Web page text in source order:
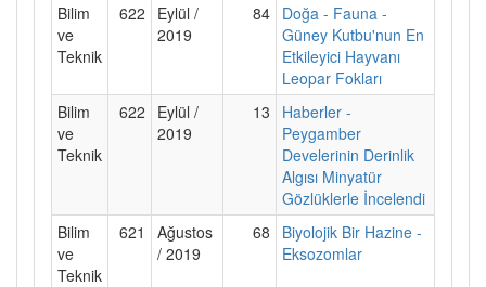
Bilim
ve
Teknik
622
Eylül /
2019
84 Doğa - Fauna -
Güney Kutbu'nun En
Etkileyici Hayvanı
Leopar Fokları
Bilim
ve
Teknik
622
Eylül /
2019
13
Haberler -
Peygamber
Develerinin Derinlik
Algısı Minyatür
Gözlüklerle İncelendi
Bilim
ve
Teknik
621
Ağustos
/ 2019
68
Biyolojik Bir Hazine -
Eksozomlar